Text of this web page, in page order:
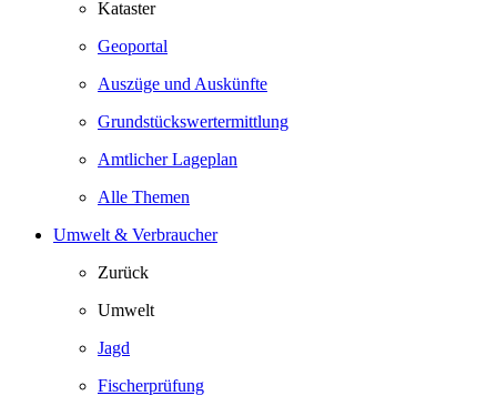
Kataster
Geoportal
Auszüge und Auskünfte
Grundstückswertermittlung
Amtlicher Lageplan
Alle Themen
Umwelt & Verbraucher
Zurück
Umwelt
Jagd
Fischerprüfung